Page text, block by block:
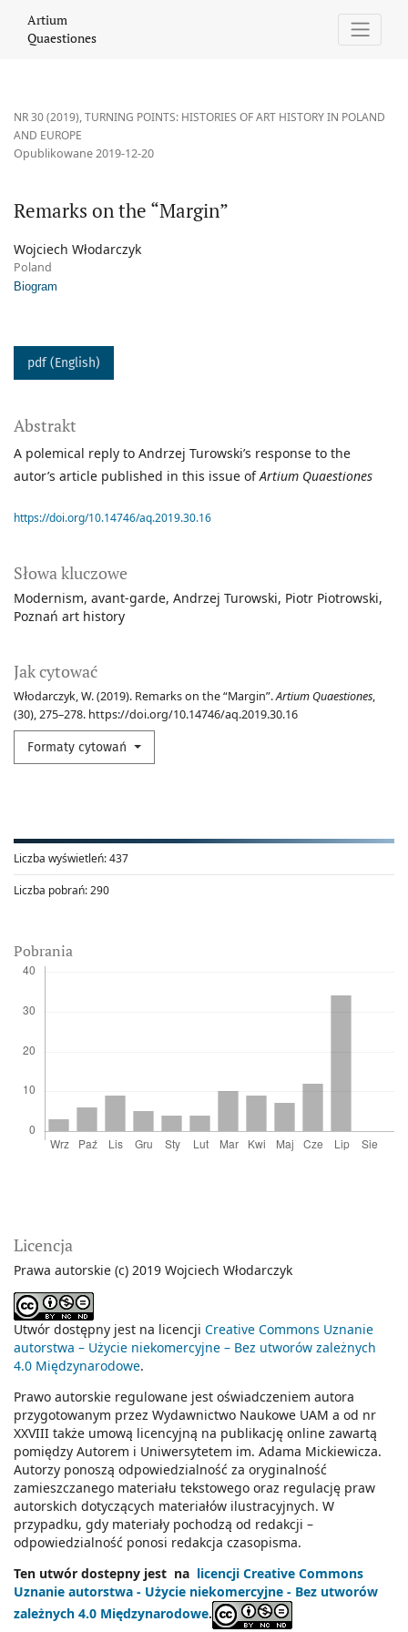
Artium
Quaestiones
NR 30 (2019),TURNING POINTS: HISTORIES OF ART HISTORY IN POLAND
AND EUROPE
Remarks on the “Margin”
Opublikowane 2019-12-20
Wojciech Włodarczyk
Poland
Biogram
pdf (English)
Słowa kluczowe
Modernism avant-garde Andrzej Turowski Piotr Piotrowski
Poznań art history
Jak cytować
Włodarczyk, W. (2019). Remarks on the “Margin”.Artium Quaestiones,
(30), 275–278. https://doi.org/10.14746/aq.2019.30.16
Formaty cytowań
Liczba wyświetleń:437
Liczba pobrań:290
Abstrakt
A polemical reply to Andrzej Turowski’s response to the
autor’s article published in this issue ofArtium Quaestiones
https://doi.org/10.14746/aq.2019.30.16
Pobrania
Licencja
Prawa autorskie (c) 2019 Wojciech Włodarczyk
Utwór dostępny jest na licencji Creative Commons Uznanie
autorstwa – Użycie niekomercyjne – Bez utworów zależnych
4.0 Międzynarodowe.
Prawo autorskie regulowane jest oświadczeniem autora
przygotowanym przez Wydawnictwo Naukowe UAM a od nr
XXVIII także umową licencyjną na publikację online zawartą
pomiędzy Autorem i Uniwersytetem im. Adama Mickiewicza.
Autorzy ponoszą odpowiedzialność za oryginalność
zamieszczanego materiału tekstowego oraz regulację praw
autorskich dotyczących materiałów ilustracyjnych. W
przypadku, gdy materiały pochodzą od redakcji –
odpowiedzialność ponosi redakcja czasopisma.
Ten utwór dostepny jest na licencji Creative Commons
Uznanie autorstwa - Użycie niekomercyjne - Bez utworów
zależnych 4.0 Międzynarodowe.